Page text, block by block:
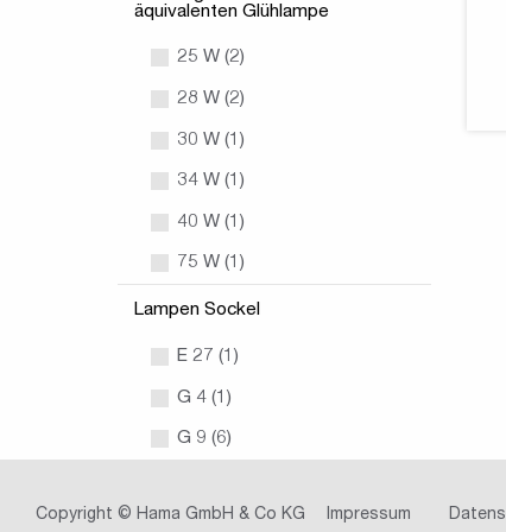
äquivalenten Glühlampe
25 W (2)
28 W (2)
30 W (1)
34 W (1)
40 W (1)
75 W (1)
Lampen Sockel
E 27 (1)
G 4 (1)
G 9 (6)
Copyright © Hama GmbH & Co KG Impressum